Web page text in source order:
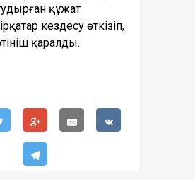
құжат
кездесу өткізіп,
қаралды.